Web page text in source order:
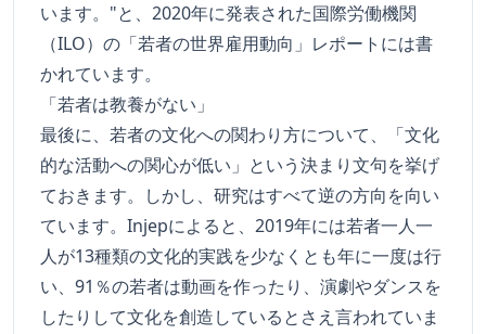
います。"と、2020年に発表された国際労働機関
（ILO）の「若者の世界雇用動向」レポートには書
かれています。
「若者は教養がない」
最後に、若者の文化への関わり方について、「文化
的な活動への関心が低い」という決まり文句を挙げ
ておきます。しかし、研究はすべて逆の方向を向い
ています。Injepによると、2019年には若者一人一
人が13種類の文化的実践を少なくとも年に一度は行
い、91％の若者は動画を作ったり、演劇やダンスを
したりして文化を創造しているとさえ言われていま